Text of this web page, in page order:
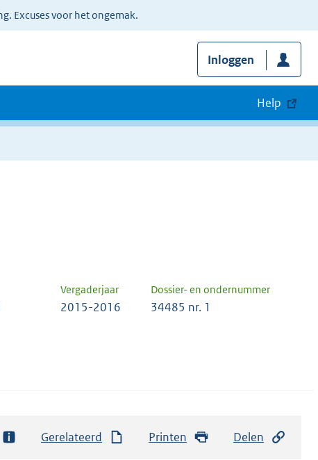
Excuses voor het ongemak.
Inloggen
Help
Vergaderjaar Dossier- en ondernummer
2015-2016 34485 nr. 1
Gerelateerd Printen Delen